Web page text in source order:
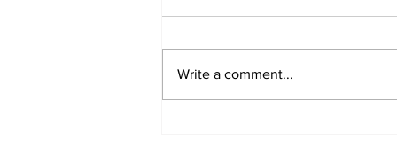
Samen zijn en doen
Write a comment...